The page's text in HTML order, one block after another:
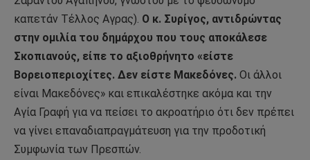
καπετάν Τέλλος Αγρας). Ο κ. Συρίγος, αντιδρώντας
στην ομιλία του δημάρχου που τους αποκάλεσε
Σκοπιανούς, είπε το αξιοθρήνητο «είστε
Βορειοπεριοχίτες. Δεν είστε Μακεδόνες. Οι άλλοι
είναι Μακεδόνες» και επικαλέστηκε ακόμα και την
Αγία Γραφή για να πείσει το ακροατήριο ότι δεν πρέπει
να γίνει επαναδιαπραγμάτευση για την προδοτική
Συμφωνία των Πρεσπών.